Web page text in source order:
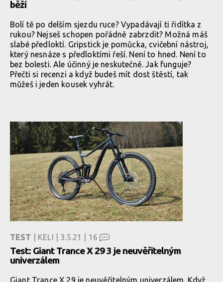
běží
Bolí tě po delším sjezdu ruce? Vypadávají ti řidítka z
rukou? Nejseš schopen pořádně zabrzdit? Možná máš
slabé předloktí. Gripstick je pomůcka, cvičební nástroj,
který nesnáze s předloktími řeší. Není to hned. Není to
bez bolesti. Ale účinný je neskutečně. Jak funguje?
Přečti si recenzi a když budeš mít dost štěstí, tak
můžeš i jeden kousek vyhrát.
TEST | KELI | 3.5.21 | 16
Test: Giant Trance X 29 3 je neuvěřitelným
univerzálem